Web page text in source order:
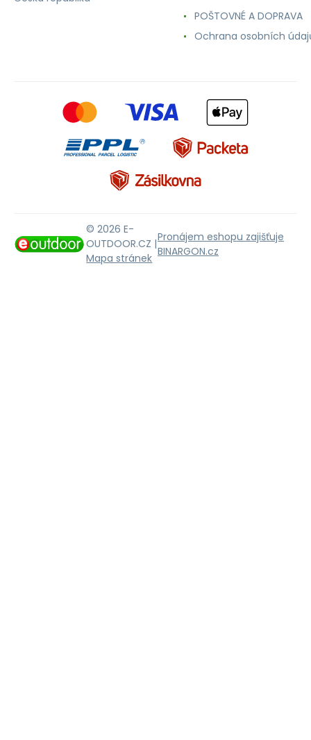
POŠTOVNÉ A DOPRAVA
Ochrana osobních
© 2026 E-
OUTDOOR.CZ |
Mapa stránek
Pronájem eshopu zajišťuje
BINARGON.cz